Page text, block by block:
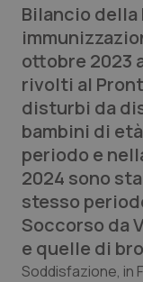
Lettere al
Edizioni
QS Pro
Professionisti
Abruzzo
Basilicata
QS Pro
Artrite &
QS Club
Bilancio della
ottobre 2023
rivolti al
disturbi da
bambini di
periodo e
2024 sono
stesso
Soccorso da
e quelle di
Soddisfazione, in